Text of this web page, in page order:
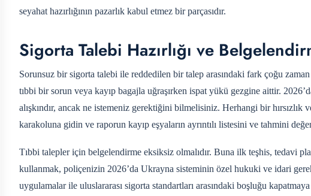
seyahat hazırlığının pazarlık kabul etmez bir parçasıdır.
Sigorta Talebi Hazırlığı ve
Sorunsuz bir sigorta talebi ile reddedilen bir talep arasındaki fark çoğu
tıbbi bir sorun veya kayıp bagajla uğraşırken ispat yükü gezgine aittir.
alışkındır, ancak ne istemeniz gerektiğini bilmelisiniz. Herhangi bir
karakoluna gidin ve raporun kayıp eşyaların ayrıntılı listesini ve tahmini
Tıbbi talepler için belgelendirme eksiksiz olmalıdır. Buna ilk teşhis, tedavi
kullanmak, poliçenizin 2026’da Ukrayna sisteminin özel hukuki ve idari
uygulamalar ile uluslararası sigorta standartları arasındaki boşluğu